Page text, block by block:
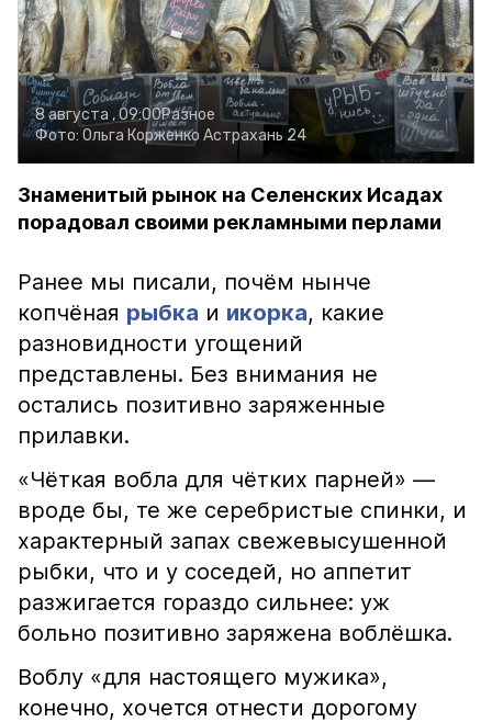
8 августа , 09:00Разное
Фото: Ольга Корженко Астрахань 24
Знаменитый рынок на Селенских Исадах
порадовал своими рекламными перлами
Ранее мы писали, почём нынче
копчёная рыбка и икорка, какие
разновидности угощений
представлены. Без внимания не
остались позитивно заряженные
прилавки.
«Чёткая вобла для чётких парней» —
вроде бы, те же серебристые спинки, и
характерный запах свежевысушенной
рыбки, что и у соседей, но аппетит
разжигается гораздо сильнее: уж
больно позитивно заряжена воблёшка.
Воблу «для настоящего мужика»,
конечно, хочется отнести дорогому